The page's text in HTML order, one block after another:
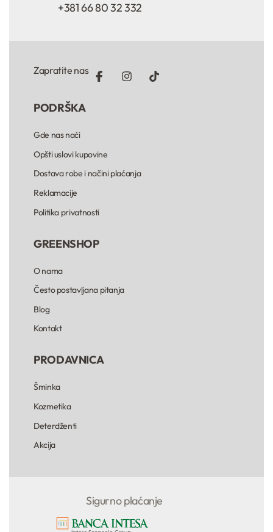
+381 66 80 32 332
Zapratite nas
PODRŠKA
Gde nas naći
Opšti uslovi kupovine
Dostava robe i načini plaćanja
Reklamacije
Politika privatnosti
GREENSHOP
O nama
Često postavljana pitanja
Blog
Kontakt
PRODAVNICA
Šminka
Kozmetika
Deterdženti
Akcija
Sigurno plaćanje